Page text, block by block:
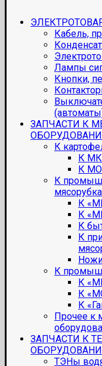
Кабель,
Лампы
Кнопки,
ЗАПЧАСТИ К
К
К
К
К
К
К
К
К
К
К
К
К
Прочее к
ЗАПЧАСТИ К
ТЭНы